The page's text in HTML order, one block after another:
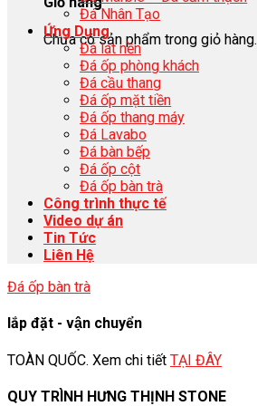
Chưa có sản phẩm trong giỏ hàng.
Đá Nhân Tạo
Ứng Dụng
Đá lát nền
Đá ốp phòng khách
Đá cầu thang
Đá ốp mặt tiền
Đá ốp thang máy
Đá Lavabo
Đá bàn bếp
Đá ốp cột
Đá ốp bàn trà
Công trình thực tế
Video dự án
Tin Tức
Liên Hệ
Đá ốp bàn trà
lắp đặt - vận chuyển
TOÀN QUỐC. Xem chi tiết TẠI ĐÂY
QUY TRÌNH HƯNG THỊNH STONE